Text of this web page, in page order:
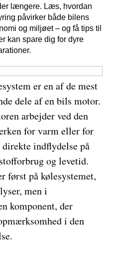
længere. Læs, hvordan
påvirker både bilens
og miljøet – og få tips til
kan spare dig for dyre
er en af de mest
dele af en bils motor.
arbejder ved den
for varm eller for
indflydelse på
og levetid.
først på kølesystemet,
men i
komponent, der
i den